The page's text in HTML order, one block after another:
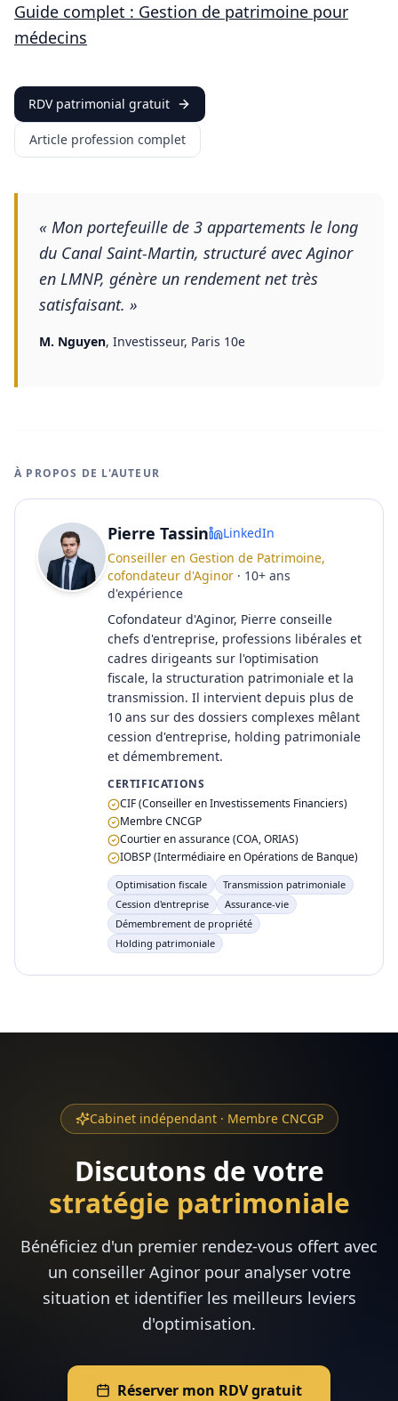
Guide complet : Gestion de patrimoine pour
médecins
RDV patrimonial gratuit
Article profession complet
« Mon portefeuille de 3 appartements le long
du Canal Saint-Martin, structuré avec Aginor
en LMNP, génère un rendement net très
satisfaisant. »
M. Nguyen, Investisseur, Paris 10e
À PROPOS DE L'AUTEUR
Pierre Tassin
LinkedIn
Conseiller en Gestion de Patrimoine,
cofondateur d'Aginor · 10+ ans
d'expérience
Cofondateur d'Aginor, Pierre conseille
chefs d'entreprise, professions libérales et
cadres dirigeants sur l'optimisation
fiscale, la structuration patrimoniale et la
transmission. Il intervient depuis plus de
10 ans sur des dossiers complexes mêlant
cession d'entreprise, holding patrimoniale
et démembrement.
CERTIFICATIONS
CIF (Conseiller en Investissements Financiers)
Membre CNCGP
Courtier en assurance (COA, ORIAS)
IOBSP (Intermédiaire en Opérations de Banque)
Optimisation fiscale
Transmission patrimoniale
Cession d'entreprise
Assurance-vie
Démembrement de propriété
Holding patrimoniale
Cabinet indépendant · Membre CNCGP
Discutons de votre
stratégie patrimoniale
Bénéficiez d'un premier rendez-vous offert avec
un conseiller Aginor pour analyser votre
situation et identifier les meilleurs leviers
d'optimisation.
Réserver mon RDV gratuit